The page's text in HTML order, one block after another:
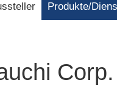
Produkte/